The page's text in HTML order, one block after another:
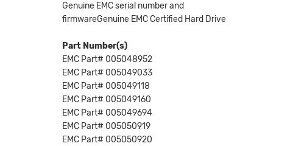
Genuine EMC serial number and
firmwareGenuine EMC Certified Hard Drive
Part Number(s)
EMC Part# 005048952
EMC Part# 005049033
EMC Part# 005049118
EMC Part# 005049160
EMC Part# 005049694
EMC Part# 005050919
EMC Part# 005050920